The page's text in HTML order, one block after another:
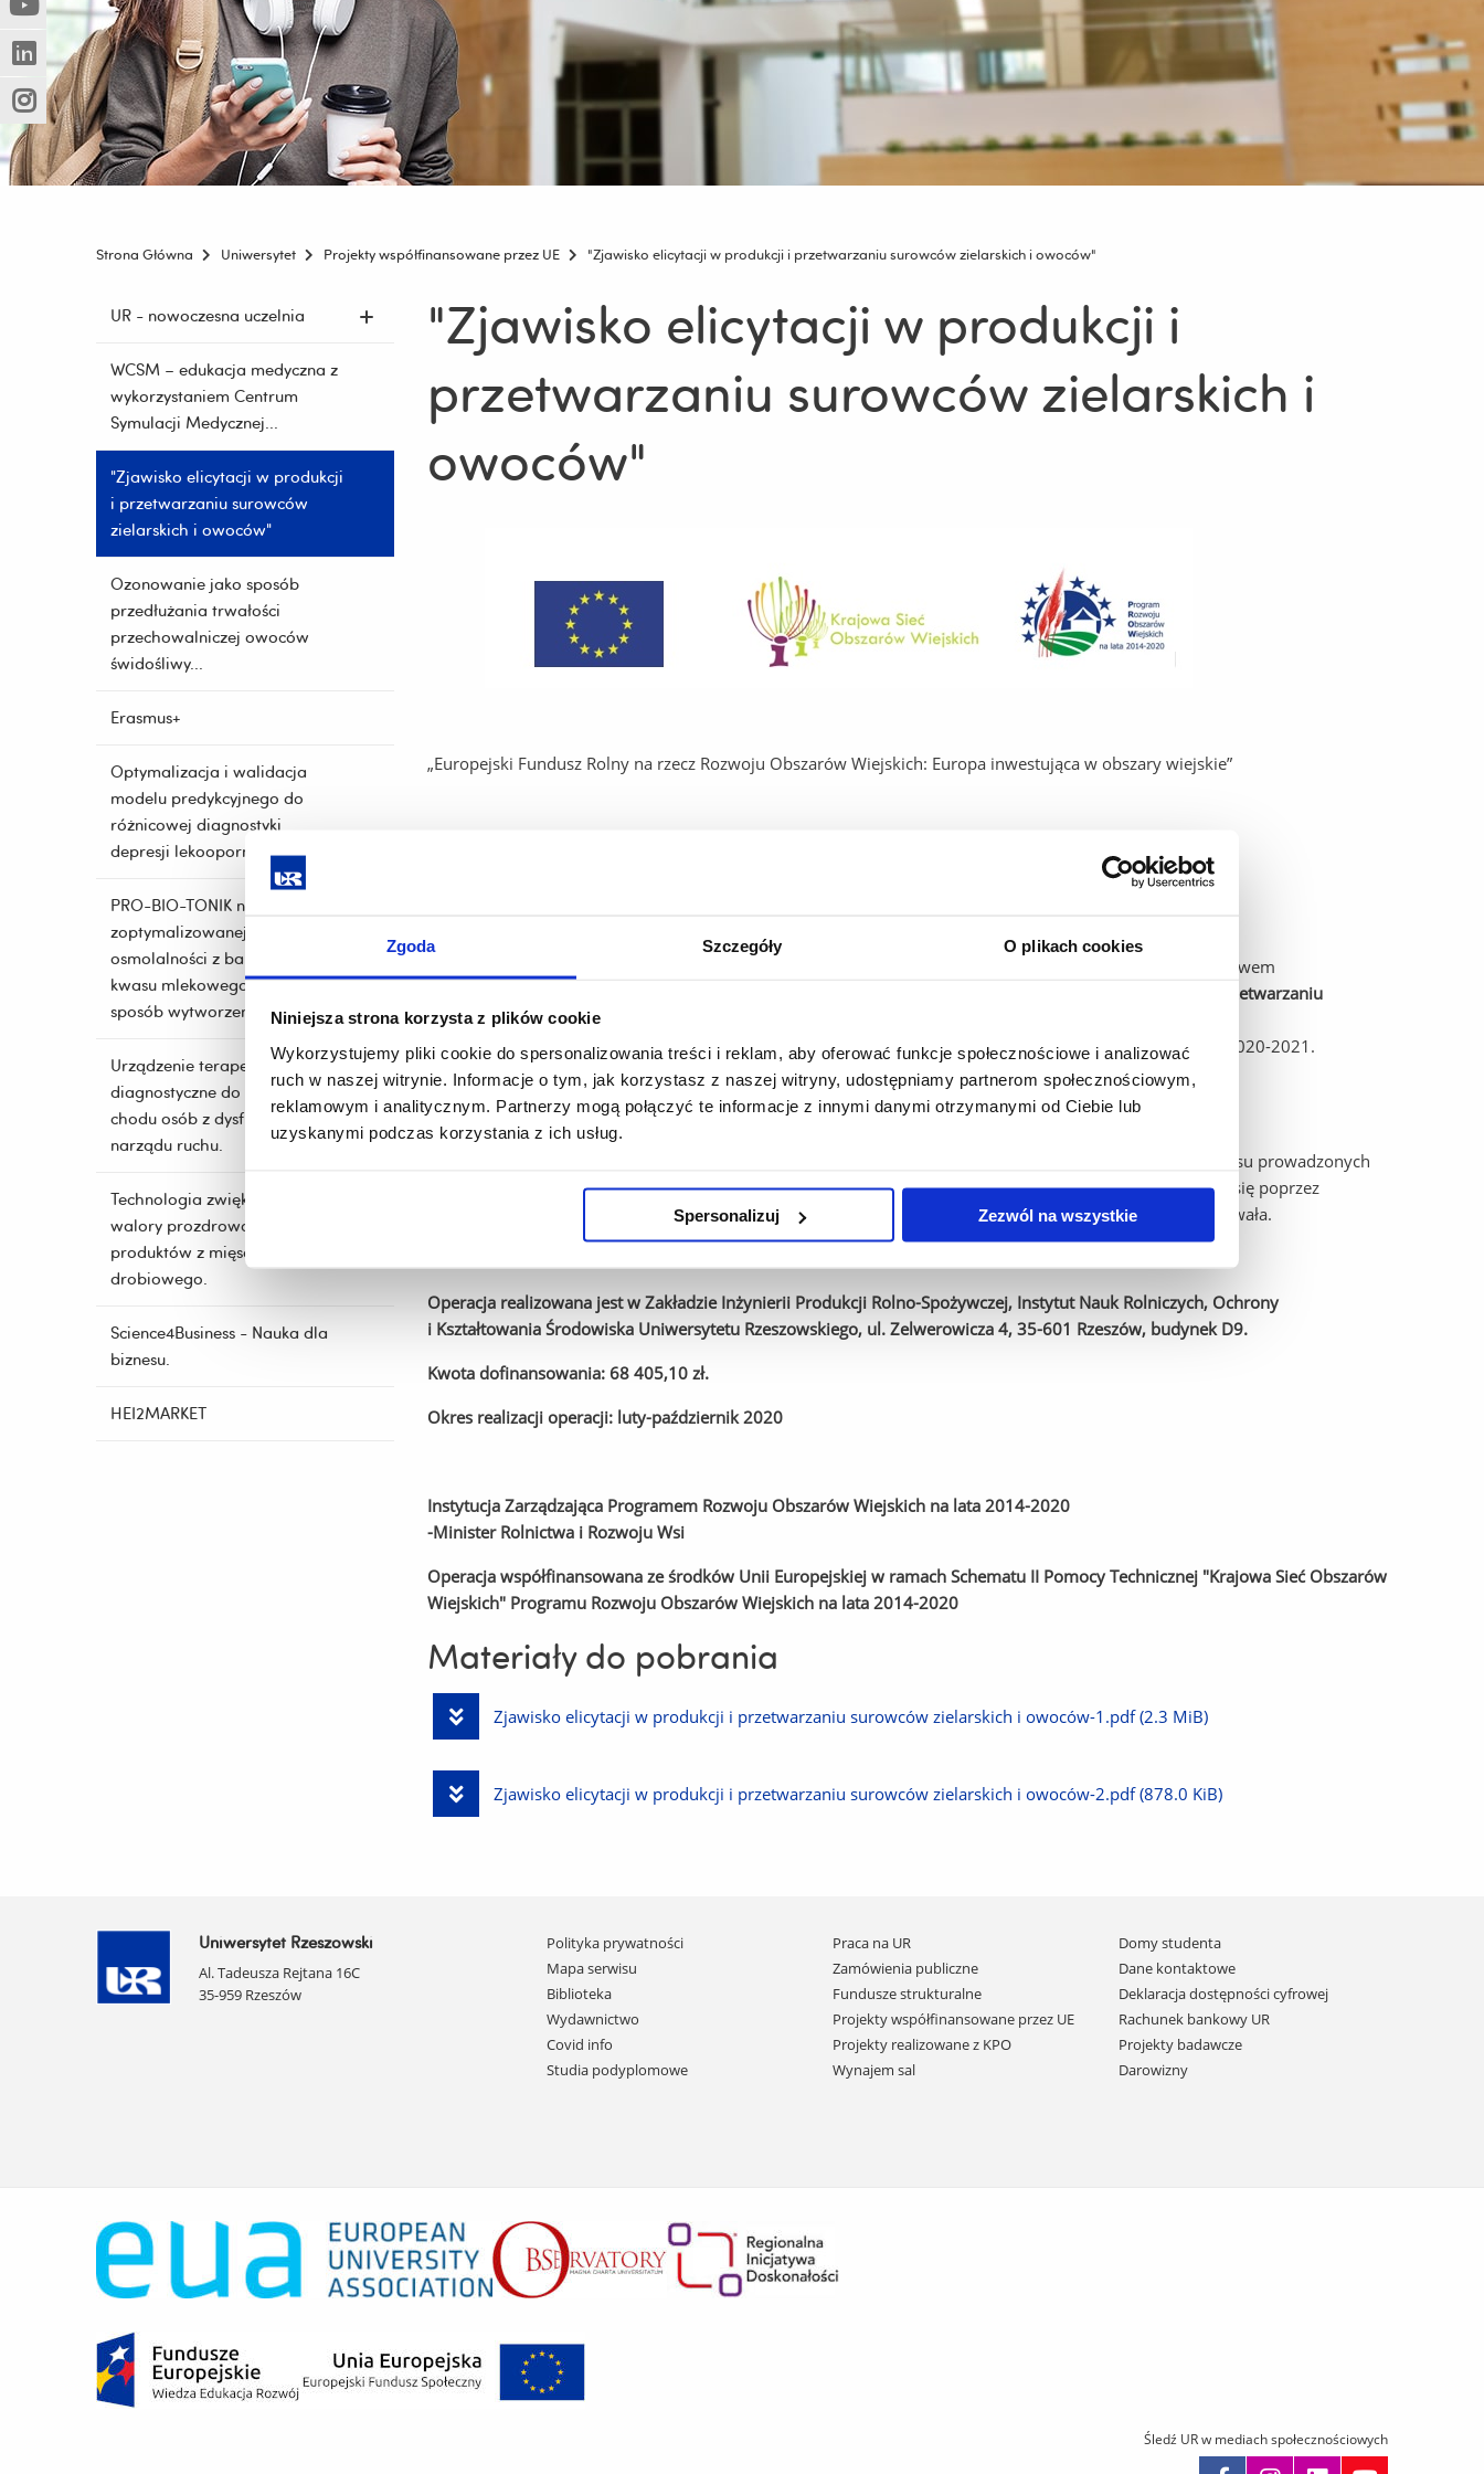
Zgoda Szczegóły O plikach cookies
Niniejsza strona korzysta z plików cookie
Wykorzystujemy pliki cookie do spersonalizowania treści i reklam, aby oferować funkcje społecznościowe i analizować
ruch w naszej witrynie. Informacje o tym, jak korzystasz z naszej witryny, udostępniamy partnerom społecznościowym,
reklamowym i analitycznym. Partnerzy mogą połączyć te informacje z innymi danymi otrzymanymi od Ciebie lub
uzyskanymi podczas korzystania z ich usług.
Spersonalizuj Zezwól na wszystkie
innej
strony)
(Nowe
okno)
(Link
do
innej
strony)
(Nowe
okno)
(Link
do
innej
strony)
(Nowe
okno)
(Link
do
innej
strony)
Strona Główna Uniwersytet Projekty współfinansowane przez UE "Zjawisko elicytacji w produkcji i przetwarzaniu surowców zielarskich i owoców"
Pomiń
i
przejdź
do
treści
UR - nowoczesna uczelnia
WCSM – edukacja medyczna z
wykorzystaniem Centrum
Symulacji Medycznej...
"Zjawisko elicytacji w produkcji
i przetwarzaniu surowców
zielarskich i owoców"
Ozonowanie jako sposób
przedłużania trwałości
przechowalniczej owoców
świdośliwy...
Erasmus+
Optymalizacja i walidacja
modelu predykcyjnego do
różnicowej diagnostyki
depresji lekoopornej.
PRO-BIO-TONIK napój o
zoptymalizowanej
osmolalności z bakteriami
kwasu mlekowego i jego
sposób wytworzenia.
Urządzenie terapeutyczno-
diagnostyczne do reedukacji
chodu osób z dysfunkcjami
narządu ruchu.
Technologia zwiększająca
walory prozdrowotne
produktów z mięsa
drobiowego.
Science4Business - Nauka dla
biznesu.
HEI2MARKET
"Zjawisko elicytacji w produkcji i
przetwarzaniu surowców zielarskich i
owoców"
„Europejski Fundusz Rolny na rzecz Rozwoju Obszarów Wiejskich: Europa inwestująca w obszary wiejskie”
W dniu 29-05-2020 roku podpisano umowę o dofinansowanie nr OW-VI.052.5.6.2020 między Województwem
"Zjawisko elicytacji w produkcji i przetwarzaniu
surowców zielarskich i owoców"
w ramach Planu Działania Krajowej Sieci Obszarów Wiejskich na lata 2014-2020. Plan operacyjny na lata 2020-2021.
Celem realizowanej operacji jestzwiększenie zawartości związków bioaktywnych
w surowcu zielarskim oraz owocach żurawiny wielkoowocowej poprzez zastosowanie zjawiska elicytacji.
Grupą docelową operacji są rolnicy z terenu województwa podkarpackiego. Transfer wiedzy z zakresu prowadzonych
badań w ramach realizowanej operacji do środowiska rolników z województwa podkarpackiego odbędzie się poprzez
prezentację uzyskanych rezultatów podczas konferencji realizowanej przez partnera KSOW- PODR Boguchwała.
Operacja realizowana jest w Zakładzie Inżynierii Produkcji Rolno-Spożywczej, Instytut Nauk Rolniczych, Ochrony
i Kształtowania Środowiska Uniwersytetu Rzeszowskiego, ul. Zelwerowicza 4, 35-601 Rzeszów, budynek D9.
Kwota dofinansowania: 68 405,10 zł.
Okres realizacji operacji: luty-październik 2020
Instytucja Zarządzająca Programem Rozwoju Obszarów Wiejskich na lata 2014-2020
-Minister Rolnictwa i Rozwoju Wsi
Operacja współfinansowana ze środków Unii Europejskiej w ramach Schematu II Pomocy Technicznej "Krajowa Sieć Obszarów
Wiejskich" Programu Rozwoju Obszarów Wiejskich na lata 2014-2020
Materiały do pobrania
Pobierz
Zjawisko elicytacji w produkcji i przetwarzaniu surowców zielarskich i owoców-1.pdf (2.3 MiB)
Pobierz
Zjawisko elicytacji w produkcji i przetwarzaniu surowców zielarskich i owoców-2.pdf (878.0 KiB)
Uniwersytet Rzeszowski
Al. Tadeusza Rejtana 16C
35-959 Rzeszów
Pomiń
nawigację
i
przejdź
do
treści
Polityka prywatności
Mapa serwisu
Biblioteka
Wydawnictwo
Covid info
Studia podyplomowe
Praca na UR
Zamówienia publiczne
Fundusze strukturalne
Projekty współfinansowane przez UE
Projekty realizowane z KPO
Wynajem sal
Domy studenta
Dane kontaktowe
Deklaracja dostępności cyfrowej
Rachunek bankowy UR
Projekty badawcze
Darowizny
Śledź UR w mediach społecznościowych